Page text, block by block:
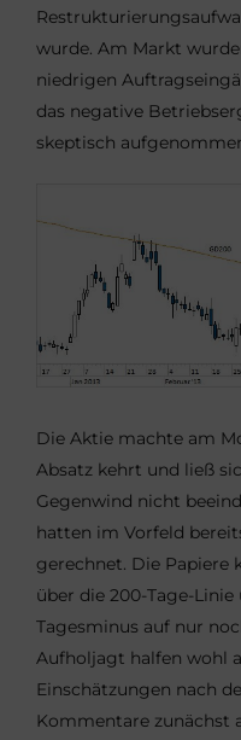
wurde. Am Markt
niedrigen
das negative
skeptisch
Die Aktie machte am
Absatz kehrt und ließ
Gegenwind nicht
hatten im Vorfeld
gerechnet. Die
über die 200-Tage-
Tagesminus auf nur
Aufholjagt halfen wohl
Einschätzungen nach
Kommentare zunächst